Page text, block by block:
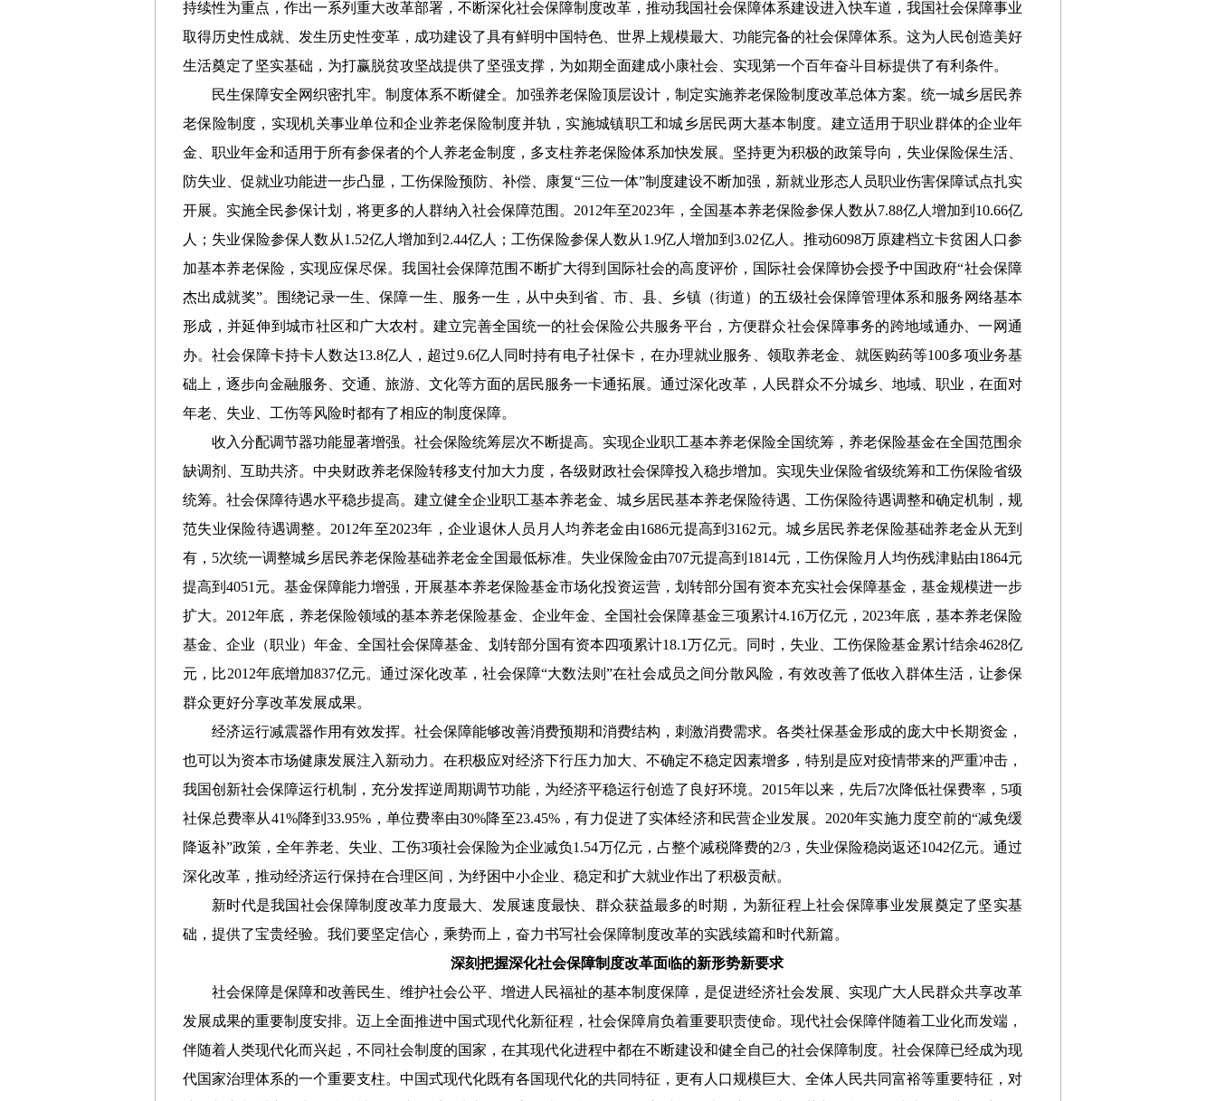
持续性为重点，作出一系列重大改革部署，不断深化社会保障制度改革，推动我国社会保障体系建设进入快车道，我国社会保障事业
取得历史性成就、发生历史性变革，成功建设了具有鲜明中国特色、世界上规模最大、功能完备的社会保障体系。这为人民创造美好
生活奠定了坚实基础，为打赢脱贫攻坚战提供了坚强支撑，为如期全面建成小康社会、实现第一个百年奋斗目标提供了有利条件。
民生保障安全网织密扎牢。制度体系不断健全。加强养老保险顶层设计，制定实施养老保险制度改革总体方案。统一城乡居民养
老保险制度，实现机关事业单位和企业养老保险制度并轨，实施城镇职工和城乡居民两大基本制度。建立适用于职业群体的企业年
金、职业年金和适用于所有参保者的个人养老金制度，多支柱养老保险体系加快发展。坚持更为积极的政策导向，失业保险保生活、
防失业、促就业功能进一步凸显，工伤保险预防、补偿、康复“三位一体”制度建设不断加强，新就业形态人员职业伤害保障试点扎实
开展。实施全民参保计划，将更多的人群纳入社会保障范围。2012年至2023年，全国基本养老保险参保人数从7.88亿人增加到10.66亿
人；失业保险参保人数从1.52亿人增加到2.44亿人；工伤保险参保人数从1.9亿人增加到3.02亿人。推动6098万原建档立卡贫困人口参
加基本养老保险，实现应保尽保。我国社会保障范围不断扩大得到国际社会的高度评价，国际社会保障协会授予中国政府“社会保障
杰出成就奖”。围绕记录一生、保障一生、服务一生，从中央到省、市、县、乡镇（街道）的五级社会保障管理体系和服务网络基本
形成，并延伸到城市社区和广大农村。建立完善全国统一的社会保险公共服务平台，方便群众社会保障事务的跨地域通办、一网通
办。社会保障卡持卡人数达13.8亿人，超过9.6亿人同时持有电子社保卡，在办理就业服务、领取养老金、就医购药等100多项业务基
础上，逐步向金融服务、交通、旅游、文化等方面的居民服务一卡通拓展。通过深化改革，人民群众不分城乡、地域、职业，在面对
年老、失业、工伤等风险时都有了相应的制度保障。
收入分配调节器功能显著增强。社会保险统筹层次不断提高。实现企业职工基本养老保险全国统筹，养老保险基金在全国范围余
缺调剂、互助共济。中央财政养老保险转移支付加大力度，各级财政社会保障投入稳步增加。实现失业保险省级统筹和工伤保险省级
统筹。社会保障待遇水平稳步提高。建立健全企业职工基本养老金、城乡居民基本养老保险待遇、工伤保险待遇调整和确定机制，规
范失业保险待遇调整。 2012年至2023年，企业退休人员月人均养老金由1686元提高到3162元。城乡居民养老保险基础养老金从无到
有，5次统一调整城乡居民养老保险基础养老金全国最低标准。失业保险金由707元提高到1814元，工伤保险月人均伤残津贴由1864元
提高到4051元。基金保障能力增强，开展基本养老保险基金市场化投资运营，划转部分国有资本充实社会保障基金，基金规模进一步
扩大。2012年底，养老保险领域的基本养老保险基金、企业年金、全国社会保障基金三项累计4.16万亿元，2023年底，基本养老保险
基金、企业（职业）年金、全国社会保障基金、划转部分国有资本四项累计18.1万亿元。同时，失业、工伤保险基金累计结余4628亿
元，比2012年底增加837亿元。通过深化改革，社会保障“大数法则”在社会成员之间分散风险，有效改善了低收入群体生活，让参保
群众更好分享改革发展成果。
经济运行减震器作用有效发挥。社会保障能够改善消费预期和消费结构，刺激消费需求。各类社保基金形成的庞大中长期资金，
也可以为资本市场健康发展注入新动力。在积极应对经济下行压力加大、不确定不稳定因素增多，特别是应对疫情带来的严重冲击，
我国创新社会保障运行机制，充分发挥逆周期调节功能，为经济平稳运行创造了良好环境。 2015年以来，先后7次降低社保费率，5项
社保总费率从41%降到33.95%，单位费率由30%降至23.45%，有力促进了实体经济和民营企业发展。2020年实施力度空前的“减免缓
降返补”政策，全年养老、失业、工伤3项社会保险为企业减负1.54万亿元，占整个减税降费的2/3，失业保险稳岗返还1042亿元。通过
深化改革，推动经济运行保持在合理区间，为纾困中小企业、稳定和扩大就业作出了积极贡献。
新时代是我国社会保障制度改革力度最大、发展速度最快、群众获益最多的时期，为新征程上社会保障事业发展奠定了坚实基
础，提供了宝贵经验。我们要坚定信心，乘势而上，奋力书写社会保障制度改革的实践续篇和时代新篇。
深刻把握深化社会保障制度改革面临的新形势新要求
社会保障是保障和改善民生、维护社会公平、增进人民福祉的基本制度保障，是促进经济社会发展、实现广大人民群众共享改革
发展成果的重要制度安排。迈上全面推进中国式现代化新征程，社会保障肩负着重要职责使命。现代社会保障伴随着工业化而发端，
伴随着人类现代化而兴起，不同社会制度的国家，在其现代化进程中都在不断建设和健全自己的社会保障制度。社会保障已经成为现
代国家治理体系的一个重要支柱。中国式现代化既有各国现代化的共同特征，更有人口规模巨大、全体人民共同富裕等重要特征，对